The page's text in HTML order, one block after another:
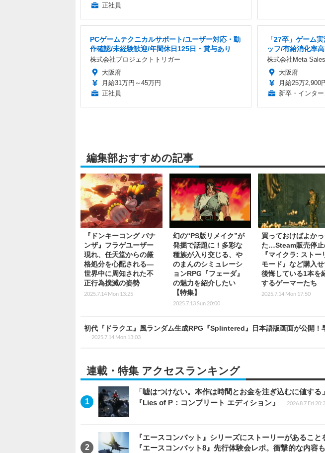
正社員
PCゲームテクニカルサポート/ユーザー対応・動
作確認/未経験歓迎/年間休日125日・賞与あり
株式会社プロジェクトトリガー
大阪府
月給31万円～45万円
正社員
「27卒」ゲーム
ッフ/有給消化率
株式会社Meta Sales
大阪府
月給25万2,900
新卒・インター
編集部おすすめの記事
『ドンキーコング バナ
ンザ』フラゲユーザー
現れ、任天堂からの厳
格処分を心配される―
世界中に周知された不
正行為撲滅の姿勢
2025.7.14 Mon 13:25
幻の“PS版リメイク”が
発掘で話題に！多彩な
種族が入り交じる、や
のまんのシミュレーシ
ョンRPG『フェーダ』
の魅力を紹介したい
【特集】
2025.7.13 Sun 20:00
買っておけばよかっ
た…Steam販売停止
『マイクラ: ストー
モード』など購入
後悔している1本を
するゲーマーたち
2025.7.14 Mon 17:50
初代『ドラクエ』風ランダム生成RPG『Splintered』日本語版画面が公開！
2025.7.14 Mon 13:03
連載・特集 アクセスランキング
「嘘はつけない。本作は時間とお金を注ぎ込むに値す
『Lies of P：コンプリート エディション』
2026.8.7 Fri
『エースコンバット』シリーズにストーリーがあるこ
『エースコンバット8』先行体験会レポ。衝撃的な内容